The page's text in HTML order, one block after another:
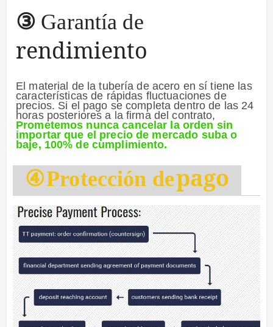
③ Garantía de
rendimiento
El material de la tubería de acero en sí tiene las
características de rápidas fluctuaciones de
precios. Si el pago se completa dentro de las 24
horas posteriores a la firma del contrato,
Prometemos nunca cancelar la orden sin
importar que el precio de mercado suba o
baje, 100% de cumplimiento.
④Protección depago